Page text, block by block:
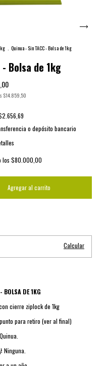
. Quinua - Sin TACC - Bolsa de 1kg
- Bolsa de 1kg
$14.859,50
o depósito bancario
los $80.000,00
Calcular
BOLSA DE 1KG
cierre ziplock de 1kg
para retiro (ver al final)
: Ninguna.